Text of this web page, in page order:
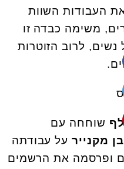
העבודות השוות
משימה כבדה זו
לרוב הזוטרות
שוחחה עם
מקנייר על עבודתה
ופרסמה את הרשמים